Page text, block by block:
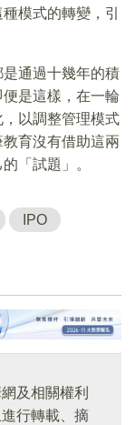
模式的轉變，引
通過十幾年的積
是這樣，在一輪
以調整管理模式
育沒有借助這兩
「試題」。
IPO
及相關權利
行轉載、摘